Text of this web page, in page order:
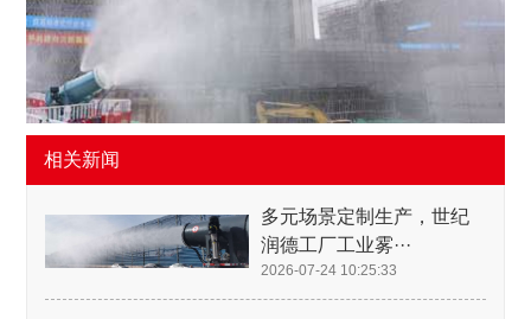
相关新闻
多元场景定制生产，世纪
润德工厂工业雾···
2026-07-24 10:25:33